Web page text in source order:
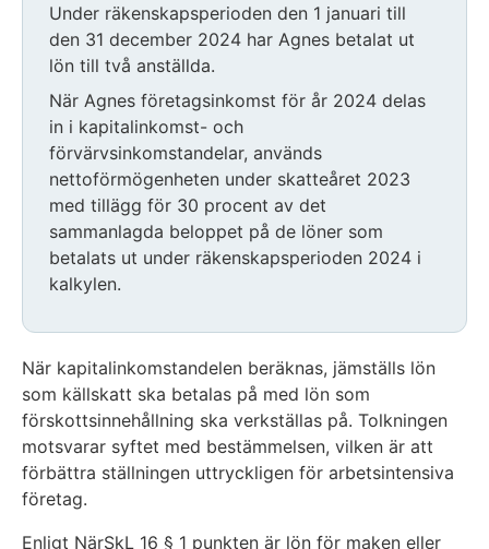
Under räkenskapsperioden den 1 januari till
den 31 december 2024 har Agnes betalat ut
lön till två anställda.
När Agnes företagsinkomst för år 2024 delas
in i kapitalinkomst- och
förvärvsinkomstandelar, används
nettoförmögenheten under skatteåret 2023
med tillägg för 30 procent av det
sammanlagda beloppet på de löner som
betalats ut under räkenskapsperioden 2024 i
kalkylen.
När kapitalinkomstandelen beräknas, jämställs lön
som källskatt ska betalas på med lön som
förskottsinnehållning ska verkställas på. Tolkningen
motsvarar syftet med bestämmelsen, vilken är att
förbättra ställningen uttryckligen för arbetsintensiva
företag.
Enligt NärSkL 16 § 1 punkten är lön för maken eller